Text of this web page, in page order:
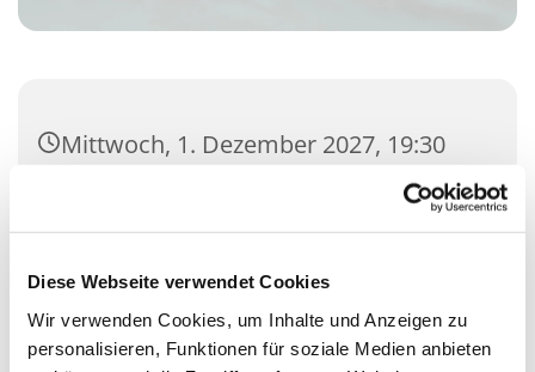
Diese Webseite verwendet Cookies
Wir verwenden Cookies, um Inhalte und Anzeigen zu
personalisieren, Funktionen für soziale Medien anbieten
Mittwoch, 1. Dezember 2027, 19:30
(groß), Zossener Damm 39, 15827
Blankenfelde-Mahlow